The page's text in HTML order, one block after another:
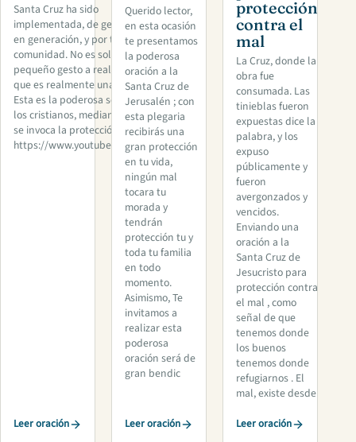
Santa Cruz ha sido
implementada, de generación
en generación, y por toda la
comunidad. No es solo un
pequeño gesto a realizar, sino
que es realmente una oración .
Esta es la poderosa señal de
los cristianos, mediante la cual
se invoca la protección de Dios .
https://www.youtube.com/watc
Leer oración
Querido lector,
en esta ocasión
te presentamos
la poderosa
oración a la
Santa Cruz de
Jerusalén ; con
esta plegaria
recibirás una
gran protección
en tu vida,
ningún mal
tocara tu
morada y
tendrán
protección tu y
toda tu familia
en todo
momento.
Asimismo, Te
invitamos a
realizar esta
poderosa
oración será de
gran bendic
Leer oración
protección
contra el
mal
La Cruz, donde la
obra fue
consumada. Las
tinieblas fueron
expuestas dice la
palabra, y los
expuso
públicamente y
fueron
avergonzados y
vencidos.
Enviando una
oración a la
Santa Cruz de
Jesucristo para
protección contra
el mal , como
señal de que
tenemos donde
los buenos
tenemos donde
refugiarnos . El
mal, existe desde
Leer oración